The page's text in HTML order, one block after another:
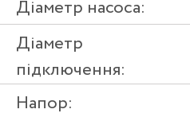
Діаметр насоса:
Діаметр
підключення:
Напор: